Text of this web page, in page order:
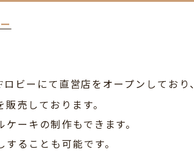
ロビーにて直営店をオープンしており、
売しております。
ーキの制作もできます。
ることも可能です。